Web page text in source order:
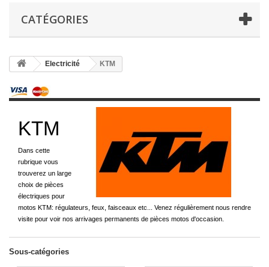
CATÉGORIES
Electricité KTM
KTM
Dans cette
rubrique vous
trouverez un large
choix de pièces
électriques pour
motos KTM: régulateurs, feux, faisceaux etc... Venez régulièrement nous rendre
visite pour voir nos arrivages permanents de pièces motos d'occasion.
Sous-catégories